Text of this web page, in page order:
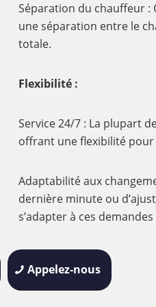
Séparation du chauffeur
une séparation entre le
totale.
Flexibilité :
Service 24/7 : La plupart
offrant une flexibilité
Adaptabilité aux
dernière minute ou
s’adapter à ces
Appelez-nous